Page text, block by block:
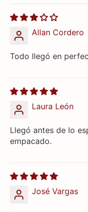
Allan Cordero
Todo llegó en
Laura León
Llegó antes de lo
empacado.
José Vargas